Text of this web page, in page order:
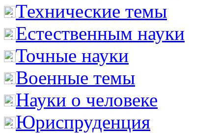
Технические темы
Естественным науки
Точные науки
Военные темы
Науки о человеке
Юриспруденция